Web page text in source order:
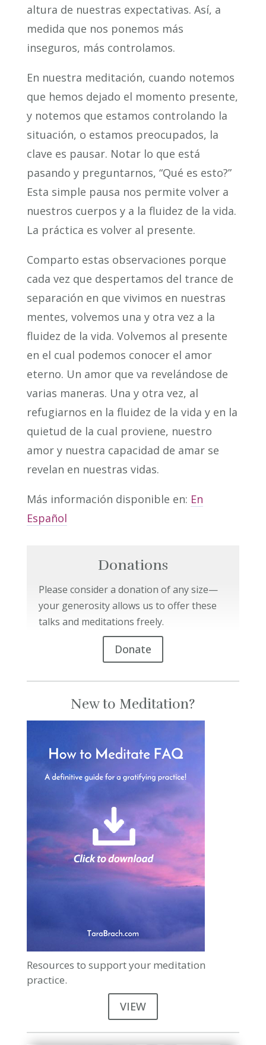
altura de nuestras expectativas. Así, a
medida que nos ponemos más
inseguros, más controlamos.
En nuestra meditación, cuando notemos
que hemos dejado el momento presente,
y notemos que estamos controlando la
situación, o estamos preocupados, la
clave es pausar. Notar lo que está
pasando y preguntarnos, “Qué es esto?”
Esta simple pausa nos permite volver a
nuestros cuerpos y a la fluidez de la vida.
La práctica es volver al presente.
Comparto estas observaciones porque
cada vez que despertamos del trance de
separación en que vivimos en nuestras
mentes, volvemos una y otra vez a la
fluidez de la vida. Volvemos al presente
en el cual podemos conocer el amor
eterno. Un amor que va revelándose de
varias maneras. Una y otra vez, al
refugiarnos en la fluidez de la vida y en la
quietud de la cual proviene, nuestro
amor y nuestra capacidad de amar se
revelan en nuestras vidas.
Más información disponible en: En
Español
Donations
Please consider a donation of any size—
your generosity allows us to offer these
talks and meditations freely.
Donate
New to Meditation?
Resources to support your meditation
practice.
VIEW